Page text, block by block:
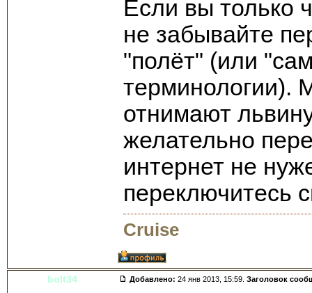
Если вы только
не забывайте
"полёт" (или
терминологии).
отнимают
желательно
интернет не
переключитесь
Cruise
bolt34 Добавлено: 24 янв 2013, 15:59. Заголовок